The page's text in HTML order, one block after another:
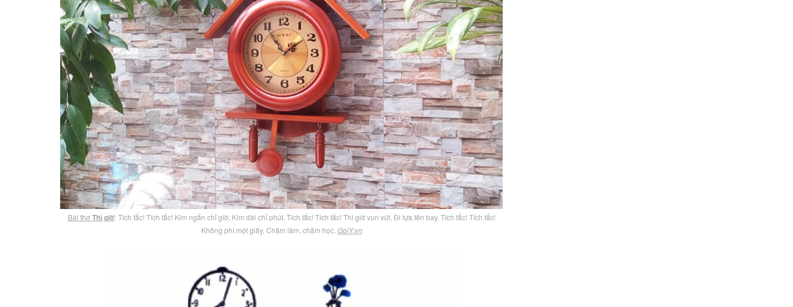
Bài thơThì giờ: Tích tắc! Tích tắc! Kim ngắn chỉ giờ, Kim dài chỉ phút. Tích tắc! Tích tắc! Thì giờ vun vút, Đi tựa tên bay. Tích tắc! Tích tắc!
Không phí một giây, Chăm làm, chăm học. GoiY.vn